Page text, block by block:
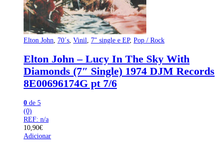
Elton John 70´s Vinil 7" single e EP, Pop / Rock
Elton John – Lucy In The Sky With
Diamonds (7″ Single) 1974 DJM Records
8E00696174G pt 7/6
0 de 5
(0)
REF: n/a
10,90€
Adicionar